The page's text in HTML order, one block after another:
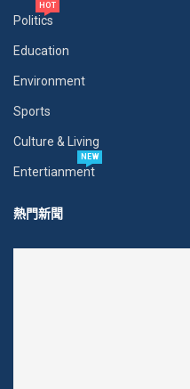
Politics
HOT
Education
Environment
Sports
Culture & Living
Entertianment
NEW
熱門新聞